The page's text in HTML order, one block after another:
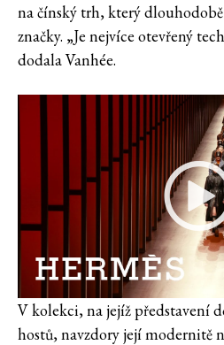
na čínský trh, který
značky. „Je nejvíce otevřený
dodala Vanhée.
V kolekci, na jejíž představení
hostů, navzdory její modernitě